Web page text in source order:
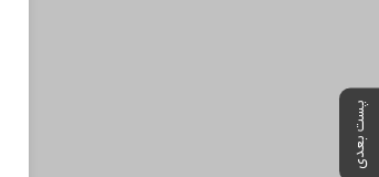
پست بعدی